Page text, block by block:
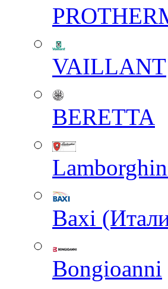
VAILLANT
BERETTA
Baxi
Вongioanni